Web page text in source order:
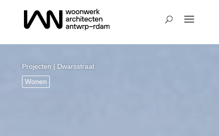
Projecten | Dwarsstraat
Wonen